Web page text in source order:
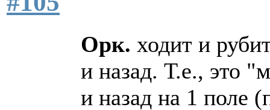
Орк. ходит и
и назад. Т.е., это
и назад на 1 поле